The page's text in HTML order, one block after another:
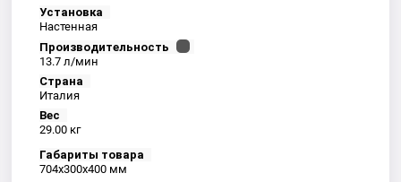
Установка
Настенная
Производительность
13.7 л/мин
Страна
Италия
Вес
29.00 кг
Габариты товара
704x300x400 мм